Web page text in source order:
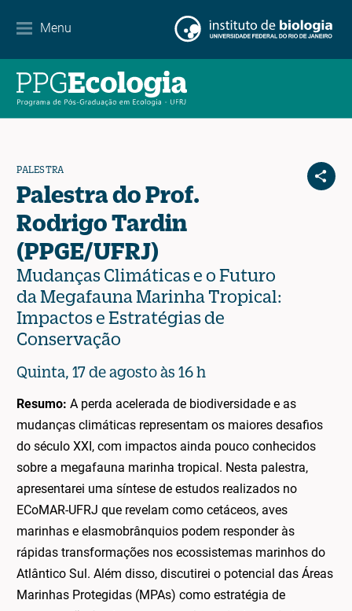
Menu
Contato
PALESTRA
Palestra do Prof.
Rodrigo Tardin
(PPGE/UFRJ)
Mudanças Climáticas e o Futuro
da Megafauna Marinha Tropical:
Impactos e Estratégias de
Conservação
Quinta, 17 de agosto às 16 h
Resumo: A perda acelerada de biodiversidade e as
mudanças climáticas representam os maiores desafios
do século XXI, com impactos ainda pouco conhecidos
sobre a megafauna marinha tropical. Nesta palestra,
apresentarei uma síntese de estudos realizados no
ECoMAR-UFRJ que revelam como cetáceos, aves
marinhas e elasmobrânquios podem responder às
rápidas transformações nos ecossistemas marinhos do
Atlântico Sul. Além disso, discutirei o potencial das Áreas
Marinhas Protegidas (MPAs) como estratégia de